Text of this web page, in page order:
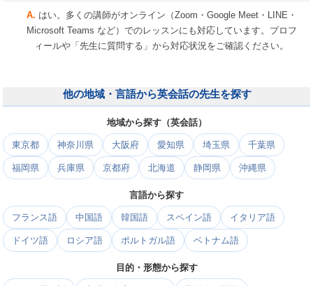
はい。多くの講師がオンライン（Zoom・Google Meet・LINE・
Microsoft Teams など）でのレッスンにも対応しています。プロフ
ィールや「先生に質問する」から対応状況をご確認ください。
他の地域・言語から英会話の先生を探す
地域から探す（英会話）
東京都 神奈川県 大阪府 愛知県 埼玉県 千葉県
福岡県 兵庫県 京都府 北海道 静岡県 沖縄県
言語から探す
フランス語 中国語 韓国語 スペイン語 イタリア語
ドイツ語 ロシア語 ポルトガル語 ベトナム語
目的・形態から探す